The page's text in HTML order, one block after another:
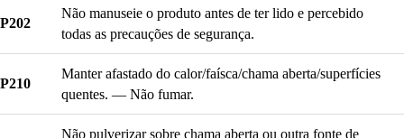
P202
Não manuseie o produto antes de ter lido e percebido
todas as precauções de segurança.
P210
Manter afastado do calor/faísca/chama aberta/superfícies
quentes. — Não fumar.
Não pulverizar sobre chama aberta ou outra fonte de